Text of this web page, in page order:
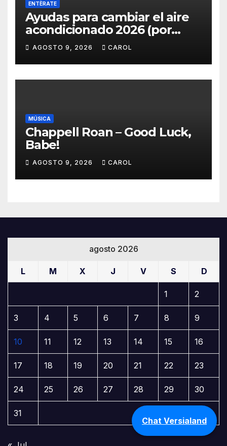
Chat Versialand
ENTÈRATE
Ayudas para cambiar el aire
acondicionado 2026 (por
comunidades autónomas)
AGOSTO 9, 2026 CAROL
MÚSICA
Chappell Roan – Good Luck,
Babe!
AGOSTO 9, 2026 CAROL
agosto 2026
L M X J V S D
1 2
3 4 5 6 7 8 9
10 11 12 13 14 15 16
17 18 19 20 21 22 23
24 25 26 27 28 29 30
31